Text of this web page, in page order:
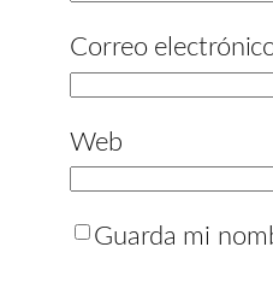
Correo
Web
Guarda mi